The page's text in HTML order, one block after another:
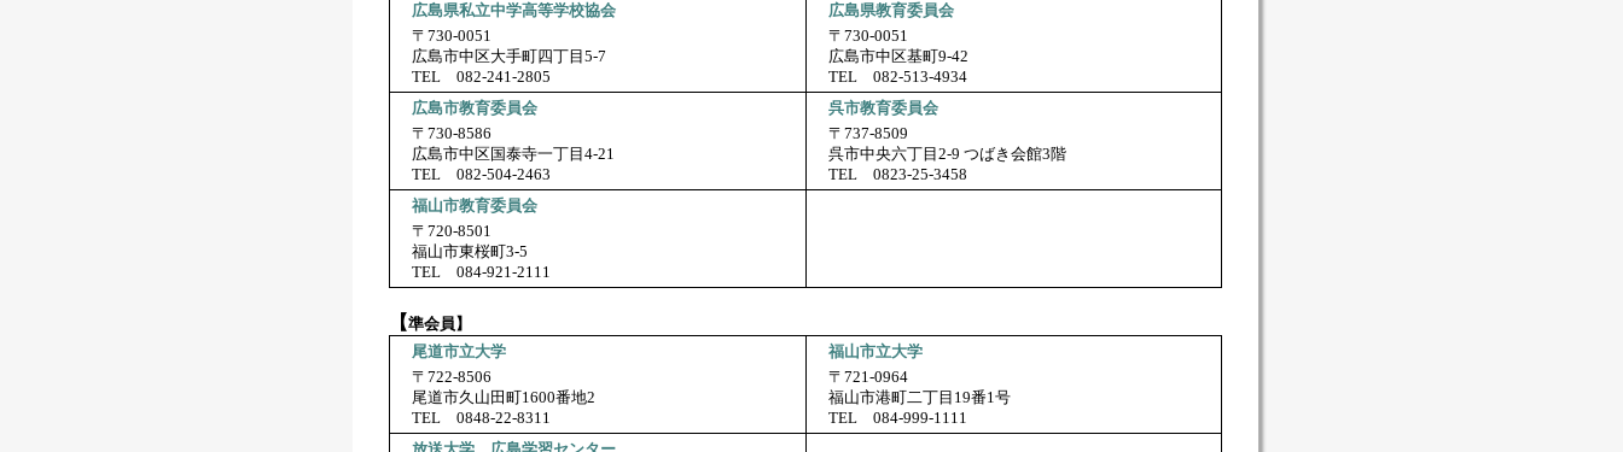
広島県私立中学高等学校協会
〒730-0051
広島市中区大手町四丁目5-7
TEL 082-241-2805
広島県教育委員会
〒730-0051
広島市中区基町9-42
TEL 082-513-4934
広島市教育委員会
〒730-8586
広島市中区国泰寺一丁目4-21
TEL 082-504-2463
呉市教育委員会
〒737-8509
呉市中央六丁目2-9 つばき会館3階
TEL 0823-25-3458
福山市教育委員会
〒720-8501
福山市東桜町3-5
TEL 084-921-2111
【準会員】
尾道市立大学
〒722-8506
尾道市久山田町1600番地2
TEL 0848-22-8311
福山市立大学
〒721-0964
福山市港町二丁目19番1号
TEL 084-999-1111